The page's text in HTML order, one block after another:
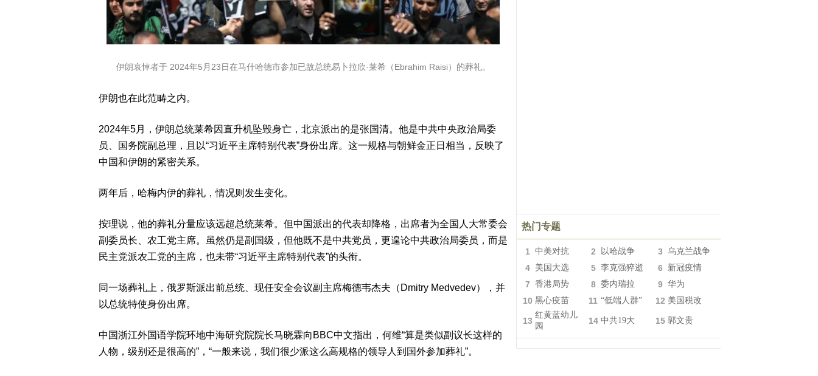
伊朗哀悼者于 2024年5月23日在马什哈德市参加已故总统易卜拉欣·莱希（Ebrahim Raisi）的葬礼。
伊朗也在此范畴之内。
2024年5月，伊朗总统莱希因直升机坠毁身亡，北京派出的是张国清。他是中共中央政治局委
员、国务院副总理，且以“习近平主席特别代表”身份出席。这一规格与朝鲜金正日相当，反映了
中国和伊朗的紧密关系。
两年后，哈梅内伊的葬礼，情况则发生变化。
按理说，他的葬礼分量应该远超总统莱希。但中国派出的代表却降格，出席者为全国人大常委会
副委员长、农工党主席。虽然仍是副国级，但他既不是中共党员，更遑论中共政治局委员，而是
民主党派农工党的主席，也未带“习近平主席特别代表”的头衔。
同一场葬礼上，俄罗斯派出前总统、现任安全会议副主席梅德韦杰夫（Dmitry Medvedev），并
以总统特使身份出席。
中国浙江外国语学院环地中海研究院院长马晓霖向BBC中文指出，何维“算是类似副议长这样的
人物，级别还是很高的”，“一般来说，我们很少派这么高规格的领导人到国外参加葬礼”。
热门专题
1 中美对抗 2 以哈战争 3 乌克兰战争
4 美国大选 5 李克强猝逝 6 新冠疫情
7 香港局势 8 委内瑞拉 9 华为
10 黑心疫苗 11 “低端人群” 12 美国税改
13
红黄蓝幼儿
园
14 中共19大 15 郭文贵